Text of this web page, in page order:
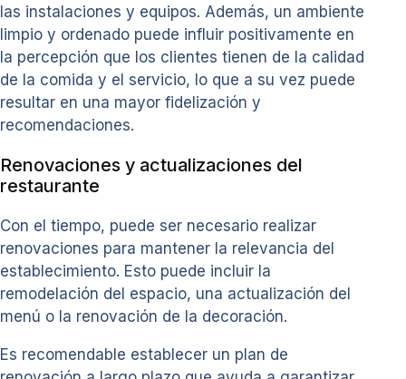
las instalaciones y equipos. Además, un ambiente
limpio y ordenado puede influir positivamente en
la percepción que los clientes tienen de la calidad
de la comida y el servicio, lo que a su vez puede
resultar en una mayor fidelización y
recomendaciones.
Renovaciones y actualizaciones del
restaurante
Con el tiempo, puede ser necesario realizar
renovaciones para mantener la relevancia del
establecimiento. Esto puede incluir la
remodelación del espacio, una actualización del
menú o la renovación de la decoración.
Es recomendable establecer un plan de